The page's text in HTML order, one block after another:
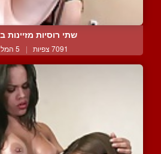
שתי רוסיות מזיינות
7091 צפיות | 5 המלצות